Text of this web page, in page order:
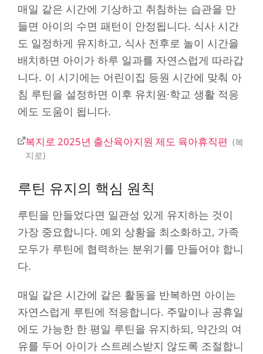
매일 같은 시간에 기상하고 취침하는 습관을 만
들면 아이의 수면 패턴이 안정됩니다. 식사 시간
도 일정하게 유지하고, 식사 전후로 놀이 시간을
배치하면 아이가 하루 일과를 자연스럽게 따라갑
니다. 이 시기에는 어린이집 등원 시간에 맞춰 아
침 루틴을 설정하면 이후 유치원·학교 생활 적응
에도 도움이 됩니다.
복지로 2025년 출산육아지원 제도 육아휴직편
복
지로
루틴 유지의 핵심 원칙
루틴을 만들었다면 일관성 있게 유지하는 것이
가장 중요합니다. 예외 상황을 최소화하고, 가족
모두가 루틴에 협력하는 분위기를 만들어야 합니
다.
매일 같은 시간에 같은 활동을 반복하면 아이는
자연스럽게 루틴에 적응합니다. 주말이나 공휴일
에도 가능한 한 평일 루틴을 유지하되, 약간의 여
유를 두어 아이가 스트레스받지 않도록 조절합니